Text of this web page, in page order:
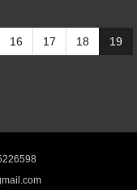
16 17 18 19
消息